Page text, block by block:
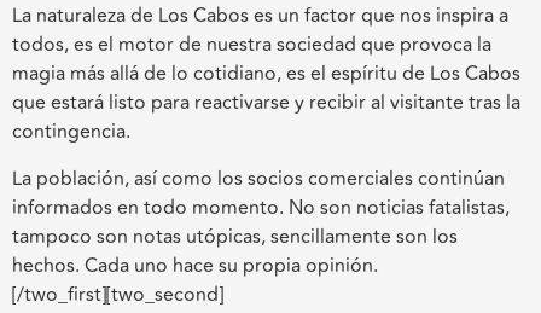
La naturaleza de Los Cabos es un factor que nos inspira a
todos, es el motor de nuestra sociedad que provoca la
magia más allá de lo cotidiano, es el espíritu de Los Cabos
que estará listo para reactivarse y recibir al visitante tras la
contingencia.
La población, así como los socios comerciales continúan
informados en todo momento. No son noticias fatalistas,
tampoco son notas utópicas, sencillamente son los
hechos. Cada uno hace su propia opinión.
[/two_first][two_second]